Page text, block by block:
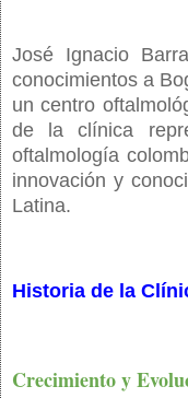
José Ignacio
conocimientos a
un centro
de la clínica
oftalmología
innovación y
Latina.
Historia de la
Crecimiento y